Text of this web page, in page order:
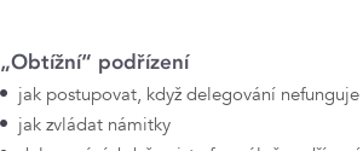
„Obtížní“ podřízení
jak postupovat, když delegování nefunguje
jak zvládat námitky